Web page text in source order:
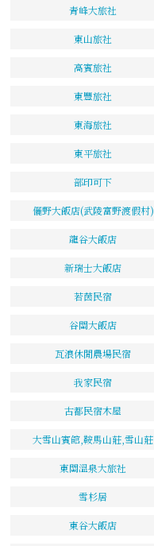
青峰大旅社
東山旅社
高賓旅社
東豐旅社
東海旅社
東平旅社
部印可下
儷野大飯店(武陵富野渡假村)
龍谷大飯店
新瑞士大飯店
若茵民宿
谷關大飯店
瓦浪休閒農場民宿
我家民宿
古都民宿木屋
大雪山賓館,鞍馬山莊,雪山莊
東關溫泉大旅社
雪杉居
東谷大飯店